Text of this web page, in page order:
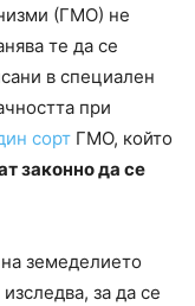
(ГМО) не
те да се
в специален
при
сорт ГМО, който
законно да се
земеделието
за да се